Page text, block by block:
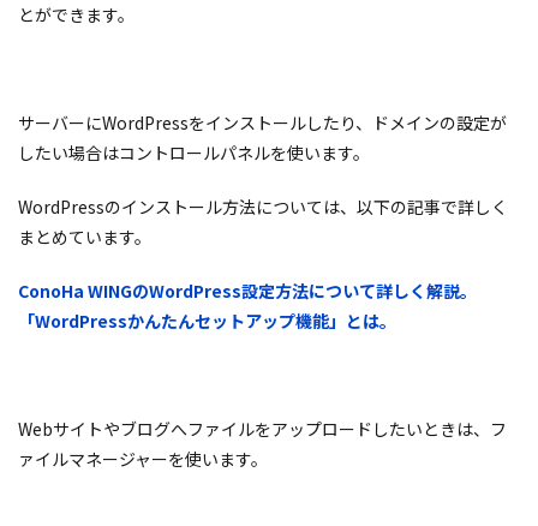
とができます。
サーバーにWordPressをインストールしたり、ドメインの設定が
したい場合はコントロールパネルを使います。
WordPressのインストール方法については、以下の記事で詳しく
まとめています。
ConoHa WINGのWordPress設定方法について詳しく解説。
「WordPressかんたんセットアップ機能」とは。
Webサイトやブログへファイルをアップロードしたいときは、フ
ァイルマネージャーを使います。